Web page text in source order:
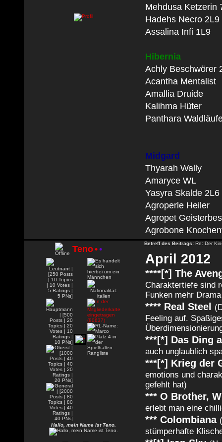
Mehdusa Ketzerin
Hadehs Necro 2L9
Assalina Infi 1L9
Hibernia
Achly Beschwörer
Acantha Mentalist
Amallia Druide
Kalihma Hüter
Panthara
Midgard
Thyarah Wally
Amaryce WL
Yasyra Skalde 2L6
Agroperle Heiler
Agropet
Agrobone
Teno••
Hallo, mein Name ist Teno.
Betreff des Beitrags: Re: Der
April 2012
****[*] The
Charaktertiefe sind
Funken mehr
**** Real Steel
Feeling auf.
***[*] Das Ding
auch unglaublich
***[*] Krieg der
emotions und
gefehlt hat)
*** O Brother,
erlebt man eine
*** Colombiana
stümperhafte